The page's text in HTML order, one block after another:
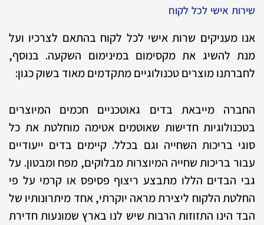
שירות אישי לכל לקוח
אנו מעניקים שרות אישי לכל לקוח בהתאם לצרכיו ועל
מנת להשיג את מקסימום במינימום השקעה. בנוסף,
לחברתנו מוצרים טכנולוגיים מתקדמים מאוד בשוק כגון:
החברה מייבאת בדים גאוטכניים חכמים המיוצרים
בטכנולוגיות חדישות שאוטמים אטימה מוחלטת את כל
סוגי בריכות השחייה וגם בכלל. קיימים בדים ייעודיים
עבור בריכות שחייה המיוצרות מבלוקים, מפח ומבטון. על
גבי הבדים הללו מתבצע ריצוף פסיפס או קרמי על פי
החלטת הלקוח ליצירת מראה יוקרתי, אחד מיתרונותיו של
הבד הינו התזוזות הרבות שיש לנו בארץ שמונעות חדירת